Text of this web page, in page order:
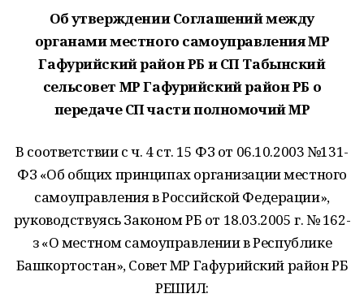
Об утверждении Соглашений между
органами местного самоуправления МР
Гафурийский район РБ и СП Табынский
сельсовет МР Гафурийский район РБ о
передаче СП части полномочий МР
В соответствии с ч. 4 ст. 15 ФЗ от 06.10.2003 №131-
ФЗ «Об общих принципах организации местного
самоуправления в Российской Федерации»,
руководствуясь Законом РБ от 18.03.2005 г. № 162-
з «О местном самоуправлении в Республике
Башкортостан», Совет МР Гафурийский район РБ
РЕШИЛ: